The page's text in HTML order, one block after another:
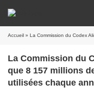
Accueil » La Commission du Codex Alimentarius estime que 8 157
La Commission du
que 8 157 millions
utilisées chaque